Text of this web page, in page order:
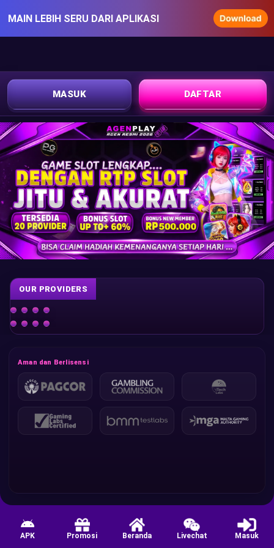
MAIN LEBIH SERU DARI APLIKASI
MASUK DAFTAR
OUR PROVIDERS
Aman dan Berlisensi
APK Promosi Beranda Livechat Masuk